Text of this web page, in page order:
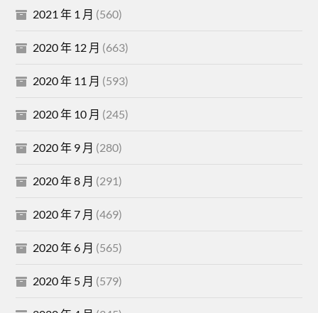
2021 年 1 月 (560)
2020 年 12 月 (663)
2020 年 11 月 (593)
2020 年 10 月 (245)
2020 年 9 月 (280)
2020 年 8 月 (291)
2020 年 7 月 (469)
2020 年 6 月 (565)
2020 年 5 月 (579)